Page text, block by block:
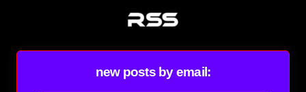
new posts by email: